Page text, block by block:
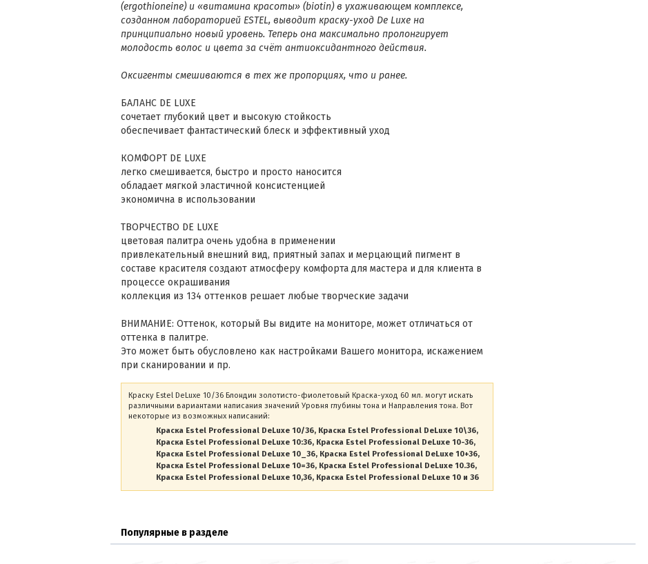
(ergothioneine) и «витамина красоты» (biotin) в ухаживающем комплексе,
созданном лабораторией ESTEL, выводит краску-уход De Luxe на
принципиально новый уровень. Теперь она максимально пролонгирует
молодость волос и цвета за счёт антиоксидантного действия.
Оксигенты смешиваются в тех же пропорциях, что и ранее.
БАЛАНС DE LUXE
сочетает глубокий цвет и высокую стойкость
обеспечивает фантастический блеск и эффективный уход
КОМФОРТ DE LUXE
легко смешивается, быстро и просто наносится
обладает мягкой эластичной консистенцией
экономична в использовании
ТВОРЧЕСТВО DE LUXE
цветовая палитра очень удобна в применении
привлекательный внешний вид, приятный запах и мерцающий пигмент в
составе красителя создают атмосферу комфорта для мастера и для клиента в
процессе окрашивания
коллекция из 134 оттенков решает любые творческие задачи
ВНИМАНИЕ: Оттенок, который Вы видите на мониторе, может отличаться от
оттенка в палитре.
Это может быть обусловлено как настройками Вашего монитора, искажением
при сканировании и пр.
Краску Estel DeLuxe 10/36 Блондин золотисто-фиолетовый Краска-уход 60 мл. могут искать
различными вариантами написания значений Уровня глубины тона и Направления тона. Вот
некоторые из возможных написаний:
Краска Estel Professional DeLuxe 10/36 Краска Estel Professional DeLuxe 10\36
Краска Estel Professional DeLuxe 10:36 Краска Estel Professional DeLuxe 10-36
Краска Estel Professional DeLuxe 10_36 Краска Estel Professional DeLuxe 10+36
Краска Estel Professional DeLuxe 10=36 Краска Estel Professional DeLuxe 10.36
Краска Estel Professional DeLuxe 10,36 Краска Estel Professional DeLuxe 10 и 36
Популярные в разделе